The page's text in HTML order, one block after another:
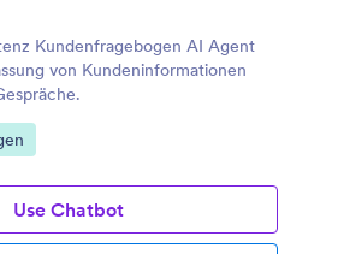
Kundenfragebogen AI Agent
von Kundeninformationen
Use Chatbot